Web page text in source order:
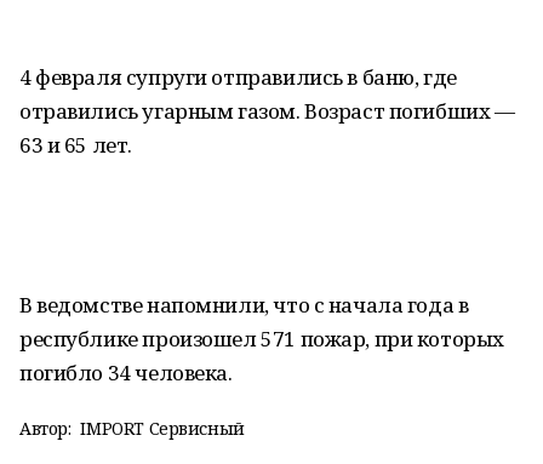
4 февраля супруги отправились в баню, где
отравились угарным газом. Возраст погибших —
63 и 65 лет.
В ведомстве напомнили, что с начала года в
республике произошел 571 пожар, при которых
погибло 34 человека.
Автор: IMPORT Сервисный